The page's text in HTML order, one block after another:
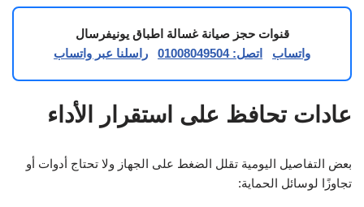
قنوات حجز صيانة غسالة اطباق يونيفرسال
واتساب
اتصل: 01008049504 راسلنا عبر واتساب
عادات تحافظ على استقرار الأداء
بعض التفاصيل اليومية تقلل الضغط على الجهاز ولا تحتاج أدوات أو
تجاوزًا لوسائل الحماية: